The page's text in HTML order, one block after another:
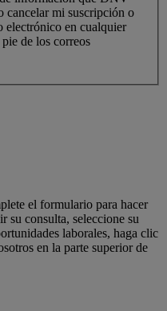
cancelar mi suscripción o
electrónico en cualquier
de los correos
el formulario para hacer
su consulta, seleccione su
laborales, haga clic
en la parte superior de